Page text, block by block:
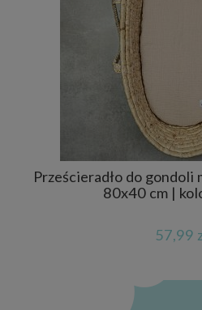
Prześcieradło do gondoli
80x40 cm |
57,99